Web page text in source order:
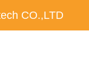
CO.,LTD